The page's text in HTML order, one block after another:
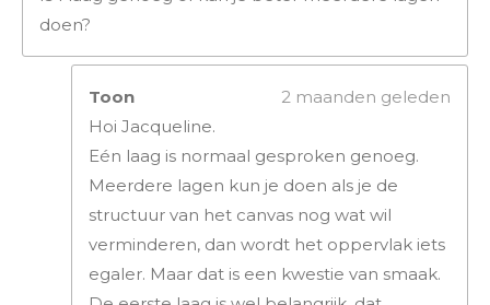
doen?
Toon
2 maanden geleden
Hoi Jacqueline.
Eén laag is normaal gesproken genoeg.
Meerdere lagen kun je doen als je de
structuur van het canvas nog wat wil
verminderen, dan wordt het oppervlak iets
egaler. Maar dat is een kwestie van smaak.